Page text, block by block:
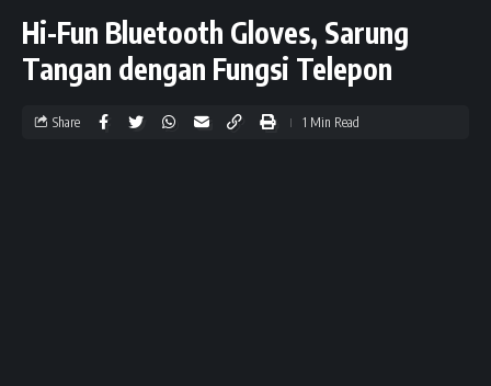
Hi-Fun Bluetooth Gloves, Sarung
Tangan dengan Fungsi Telepon
Share 1 Min Read